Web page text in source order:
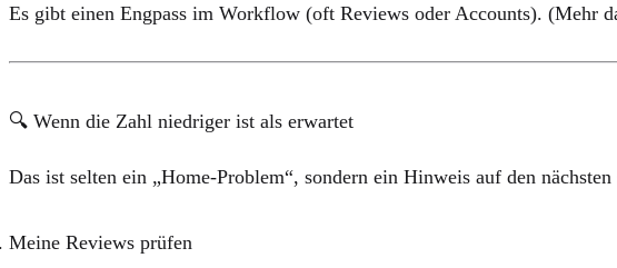
Es gibt einen Engpass im Workflow (oft Reviews oder Accounts). (Mehr
🔍 Wenn die Zahl niedriger ist als erwartet
Das ist selten ein „Home-Problem“, sondern ein Hinweis auf den
Meine Reviews prüfen